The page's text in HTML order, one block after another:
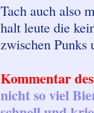
Tach auch also
halt leute die
zwischen Punks
Kommentar
nicht so viel